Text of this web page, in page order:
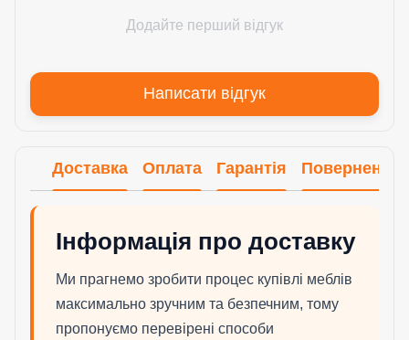
Додайте перший відгук
Написати відгук
Доставка Оплата Гарантія Повернення
Інформація про доставку
Ми прагнемо зробити процес купівлі меблів
максимально зручним та безпечним, тому
пропонуємо перевірені способи